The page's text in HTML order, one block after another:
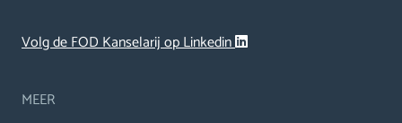
Volg de FOD Kanselarij op Linkedin
MEER